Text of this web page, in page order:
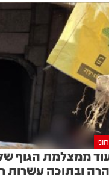
ממצלמת הגוף
ובתוכה עשרות